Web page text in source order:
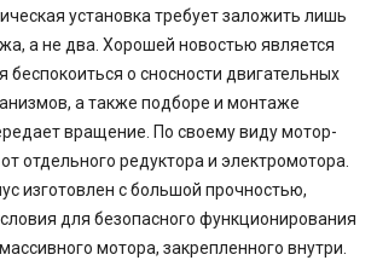
установка требует заложить лишь
а не два. Хорошей новостью является
беспокоиться о сносности двигательных
а также подборе и монтаже
вращение. По своему виду мотор-
отдельного редуктора и электромотора.
изготовлен с большой прочностью,
для безопасного функционирования
мотора, закрепленного внутри.